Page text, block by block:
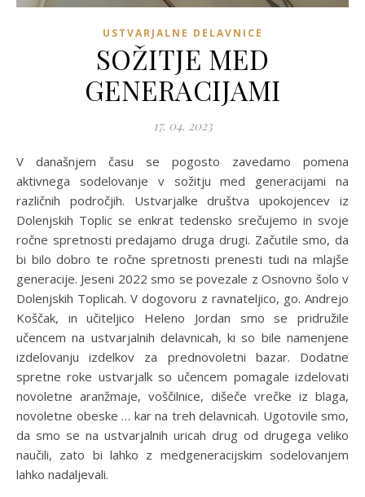
USTVARJALNE DELAVNICE
SOŽITJE MED
GENERACIJAMI
17. 04. 2023
V današnjem času se pogosto zavedamo pomena
aktivnega sodelovanje v sožitju med generacijami na
različnih področjih. Ustvarjalke društva upokojencev iz
Dolenjskih Toplic se enkrat tedensko srečujemo in svoje
ročne spretnosti predajamo druga drugi. Začutile smo, da
bi bilo dobro te ročne spretnosti prenesti tudi na mlajše
generacije. Jeseni 2022 smo se povezale z Osnovno šolo v
Dolenjskih Toplicah. V dogovoru z ravnateljico, go. Andrejo
Koščak, in učiteljico Heleno Jordan smo se pridružile
učencem na ustvarjalnih delavnicah, ki so bile namenjene
izdelovanju izdelkov za prednovoletni bazar. Dodatne
spretne roke ustvarjalk so učencem pomagale izdelovati
novoletne aranžmaje, voščilnice, dišeče vrečke iz blaga,
novoletne obeske … kar na treh delavnicah. Ugotovile smo,
da smo se na ustvarjalnih uricah drug od drugega veliko
naučili, zato bi lahko z medgeneracijskim sodelovanjem
lahko nadaljevali.